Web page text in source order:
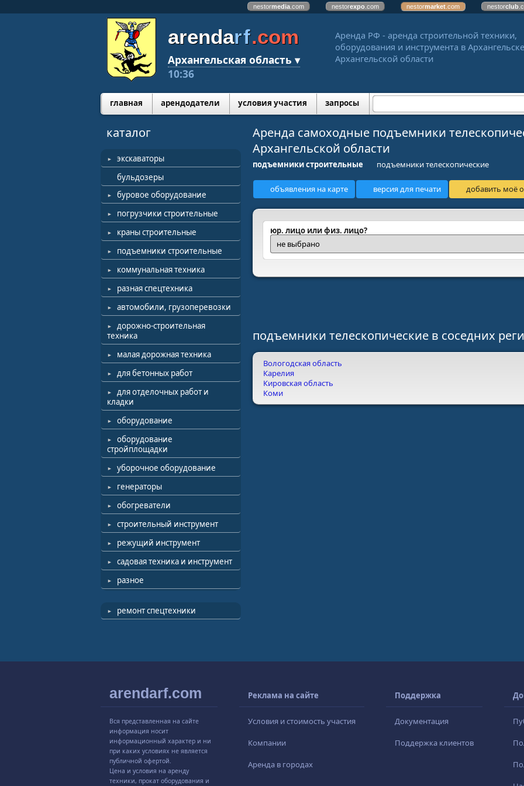
nestormedia .com nestorexpo .com nestormarket .com nestorclub
arendarf.com
Архангельская область ▾
10:36
Аренда РФ - аренда строительной техники,
оборудования и инструмента в
Архангельской области
главная арендодатели условия участия запросы
каталог
экскаваторы
бульдозеры
буровое оборудование
погрузчики строительные
краны строительные
подъемники строительные
коммунальная техника
разная спецтехника
автомобили, грузоперевозки
дорожно-строительная
техника
малая дорожная техника
для бетонных работ
для отделочных работ и
кладки
оборудование
оборудование
стройплощадки
уборочное оборудование
генераторы
обогреватели
строительный инструмент
режущий инструмент
садовая техника и инструмент
разное
ремонт спецтехники
Аренда самоходные подъемники
Архангельской области
подъемники строительные подъемники телескопические
объявления на карте версия для печати добавить моё
юр. лицо или физ. лицо?
подъемники телескопические в соседних
Вологодская область
Карелия
Кировская область
Коми
arendarf.com
Вся представленная на сайте
информация носит
информационный характер и ни
при каких условиях не является
публичной офертой.
Цена и условия на аренду
техники, прокат оборудования и
Реклама на сайте
Условия и стоимость участия
Компании
Аренда в городах
Поддержка
Документация
Поддержка клиентов